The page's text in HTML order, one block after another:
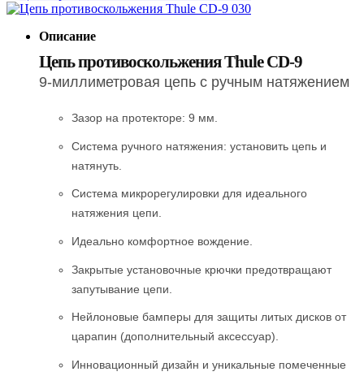
Описание
Цепь противоскольженияThule CD-9
9-миллиметровая цепь с ручным натяжением
Зазор на протекторе: 9 мм.
Система ручного натяжения: установить цепь и
натянуть.
Система микрорегулировки для идеального
натяжения цепи.
Идеально комфортное вождение.
Закрытые установочные крючки предотвращают
запутывание цепи.
Нейлоновые бамперы для защиты литых дисков от
царапин (дополнительный аксессуар).
Инновационный дизайн и уникальные помеченные